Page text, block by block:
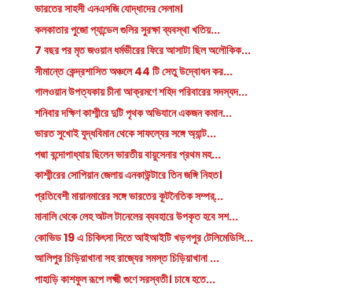
ভারতের সাহসী এনএসজি যোদ্ধাদের সেলাম।
কলকাতার পুজো প্যান্ডেল গুলির সুরক্ষা ব্যবস্থা খতিয়...
7 বছর পর মৃত জওয়ান ধর্মভীরের ফিরে আসাটা ছিল অলৌকিক...
সীমান্তে কেন্দ্রশাসিত অঞ্চলে 44 টি সেতু উদ্বোধন কর...
গালওয়ান উপত্যকায় চীনা আক্রমণে শহিদ পরিবারের সদস্যদ...
শনিবার দক্ষিণ কাশ্মীরে দুটি পৃথক অভিযানে একজন কমান...
ভারত সুখোই যুদ্ধবিমান থেকে সাফল্যের সঙ্গে অ্যান্ট...
পদ্মা বন্দোপাধ্যায় ছিলেন ভারতীয় বায়ুসেনার প্রথম মহ...
কাশ্মীরের সোপিয়ান জেলায় এনকাউন্টারে তিন জঙ্গি নিহত।
প্রতিবেশী মায়ানমারের সঙ্গে ভারতের কূটনৈতিক সম্পর্...
মানালি থেকে লেহ অটল টানেলের ব্যবহারে উপকৃত হবে সশ...
কোভিড 19 এ চিকিৎসা দিতে আইআইটি খড়গপুর টেলিমেডিসি...
আলিপুর চিড়িয়াখানা সহ রাজ্যের সমস্ত চিড়িয়াখানা ...
পাহাড়ি কাশফুল রূপে লক্ষ্মী গুণে সরস্বতী। চাষে হতে...